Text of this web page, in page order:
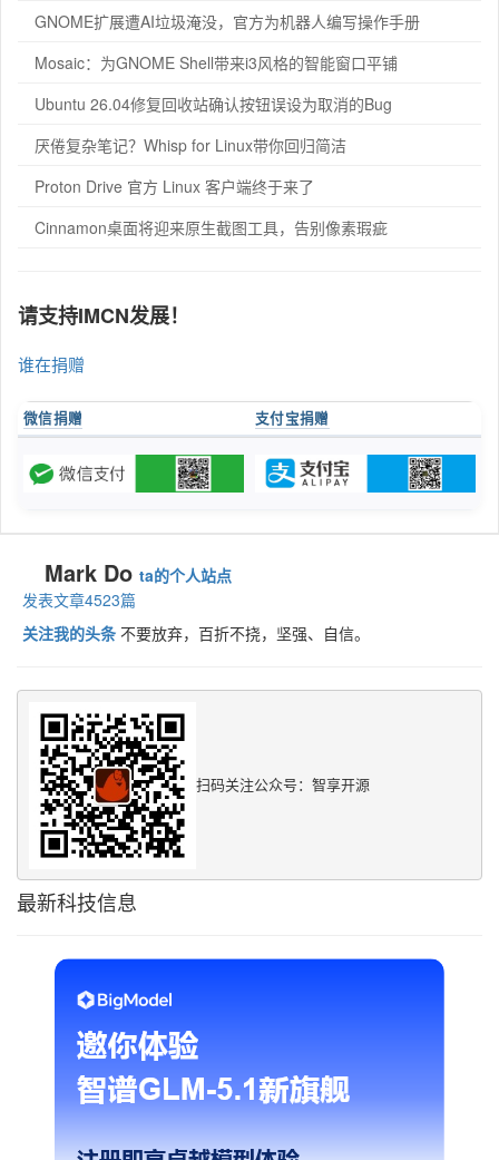
GNOME扩展遭AI垃圾淹没，官方为机器人编写操作手册
Mosaic：为GNOME Shell带来i3风格的智能窗口平铺
Ubuntu 26.04修复回收站确认按钮误设为取消的Bug
厌倦复杂笔记？Whisp for Linux带你回归简洁
Proton Drive 官方 Linux 客户端终于来了
Cinnamon桌面将迎来原生截图工具，告别像素瑕疵
请支持IMCN发展！
谁在捐赠
微信捐赠 支付宝捐赠
Mark Do ta的个人站点
发表文章4523篇
关注我的头条 不要放弃，百折不挠，坚强、自信。
扫码关注公众号：智享开源
最新科技信息